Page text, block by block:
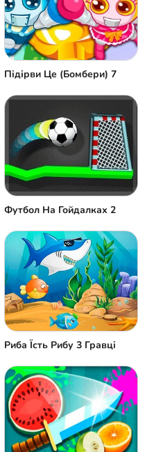
Підірви Це (Бомбери) 7
Футбол На Гойдалках 2
Риба Їсть Рибу 3 Гравці